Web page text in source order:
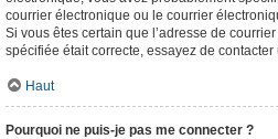
courrier électronique ou le courrier
Si vous êtes certain que l’adresse de
spécifiée était correcte, essayez de
Haut
Pourquoi ne puis-je pas me connecter ?